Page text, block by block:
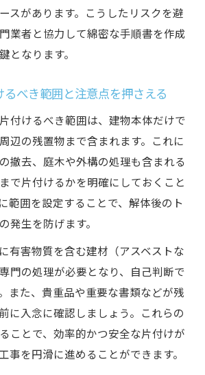
の流れを見える化して失敗を防ぐ
を防ぐための解体計画とポイント
で費用トラブルを防ぐ事前準備の
すい追加費用の発生例とその対策
もり依頼時の注意点と比較のコツ
で失敗しないための計画策定ポイ
でよくあるトラブル事例と回避策
スがあります。こうしたリスクを避
業者と協力して綿密な手順書を作成
となります。
べき範囲と注意点を押さえる
付けるべき範囲は、建物本体だけで
辺の残置物まで含まれます。これに
撤去、庭木や外構の処理も含まれる
で片付けるかを明確にしておくこと
範囲を設定することで、解体後のト
発生を防げます。
有害物質を含む建材（アスベストな
門の処理が必要となり、自己判断で
また、貴重品や重要な書類などが残
に入念に確認しましょう。これらの
ことで、効率的かつ安全な片付けが
事を円滑に進めることができます。